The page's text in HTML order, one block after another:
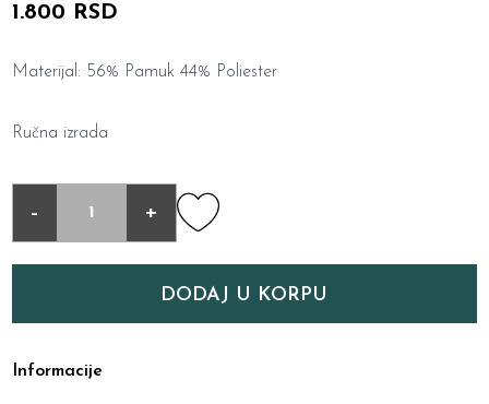
1.800 RSD
Materijal: 56% Pamuk 44% Poliester
Ručna izrada
- +
DODAJ U KORPU
Informacije